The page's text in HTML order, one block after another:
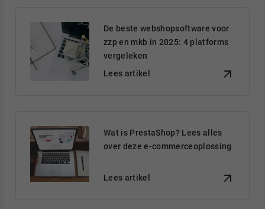
De beste webshopsoftware voor
zzp en mkb in 2025: 4 platforms
vergeleken
Lees artikel
Wat is PrestaShop? Lees alles
over deze e-commerceoplossing
Lees artikel